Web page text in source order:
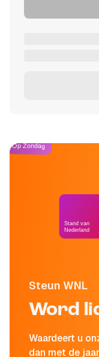
Steun WNL
Word
Waardeert u
dan met de
Op Zondag
Stand van
Nederland